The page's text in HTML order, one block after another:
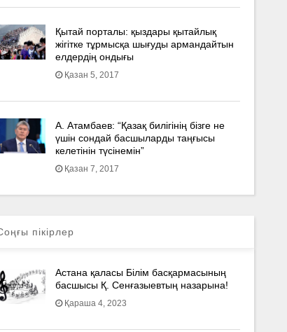
Қытай порталы: қыздары қытайлық
жігітке тұрмысқа шығуды армандайтын
елдердің ондығы
Қазан 5, 2017
А. Атамбаев: “Қазақ билігінің бізге не
үшін сондай басшыларды таңғысы
келетінін түсінемін”
Қазан 7, 2017
пікірлер
Астана қаласы Білім басқармасының
басшысы Қ. Сенғазыевтың назарына!
Қараша 4, 2023